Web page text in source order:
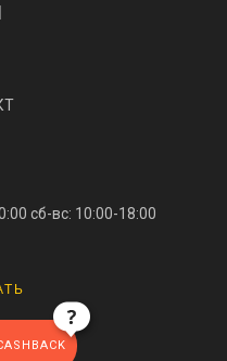
сб-вс: 10:00-18:00